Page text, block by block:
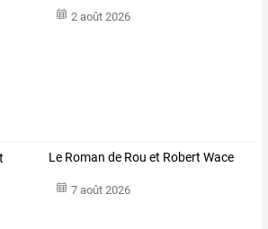
2 août 2026
Le Roman de Rou et Robert Wace
7 août 2026